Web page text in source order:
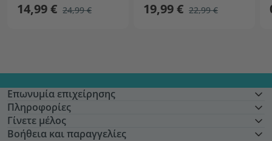
14,99 € 24,99 € 19,99 € 22,99 €
Επωνυμία επιχείρησης
Πληροφορίες
Γίνετε μέλος
Βοήθεια και παραγγελίες